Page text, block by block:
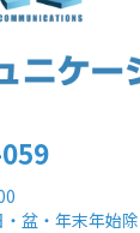
盆・年末年始除